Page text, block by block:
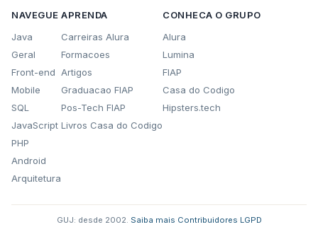
NAVEGUE
Java
Geral
Front-end
Mobile
SQL
JavaScript
PHP
Android
Arquitetura
APRENDA
Carreiras Alura
Formacoes
Artigos
Graduacao FIAP
Pos-Tech FIAP
Livros Casa do Codigo
CONHECA O GRUPO
Alura
Lumina
FIAP
Casa do Codigo
Hipsters.tech
GUJ: desde 2002. Saiba mais Contribuidores LGPD